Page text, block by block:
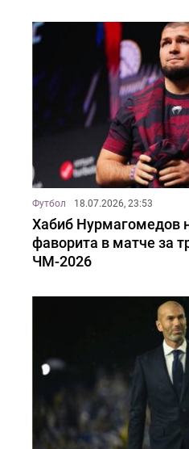
Футбол 18.07.2026, 23:53
Хабиб Нурмагомедов
фаворита в матче за
ЧМ-2026